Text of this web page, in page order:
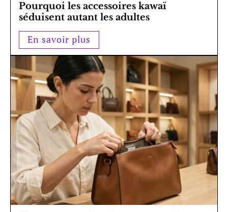
Pourquoi les accessoires kawaï
séduisent autant les adultes
En savoir plus